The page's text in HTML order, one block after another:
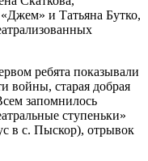
и Татьяна Бутко,
ребята показывали
войны, старая добрая
запомнилось
ступеньки»
в с. Пыскор), отрывок